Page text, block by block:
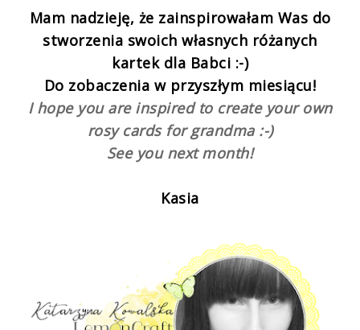
Mam nadzieję, że zainspirowałam Was do
stworzenia swoich własnych różanych
kartek dla Babci :-)
Do zobaczenia w przyszłym miesiącu!
I hope you are inspired to create your own
rosy cards for grandma :-)
See you next month!
Kasia